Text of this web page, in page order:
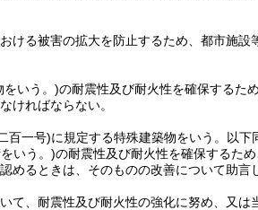
ける被害の拡大を防止するため、都市施
をいう。)の耐震性及び耐火性を確保するた
ければならない。
百一号)に規定する特殊建築物をいう。以下
いう。)の耐震性及び耐火性を確保するた
るときは、そのものの改善について助言
、耐震性及び耐火性の強化に努め、又は